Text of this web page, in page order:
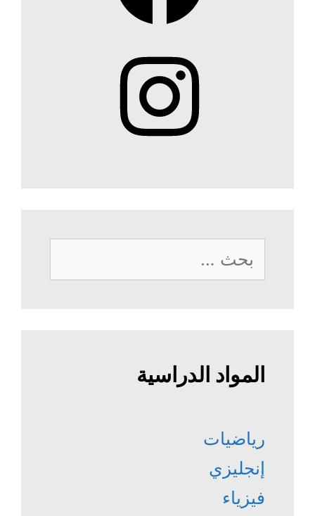
Instagram
البحث
عن:
المواد الدراسية
رياضيات
إنجليزي
فيزياء